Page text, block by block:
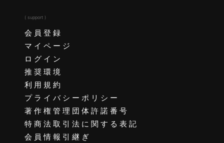
( support )
会員登録
マイページ
ログイン
推奨環境
利用規約
プライバシーポリシー
著作権管理団体許諾番号
特商法取引法に関する表記
会員情報引継ぎ